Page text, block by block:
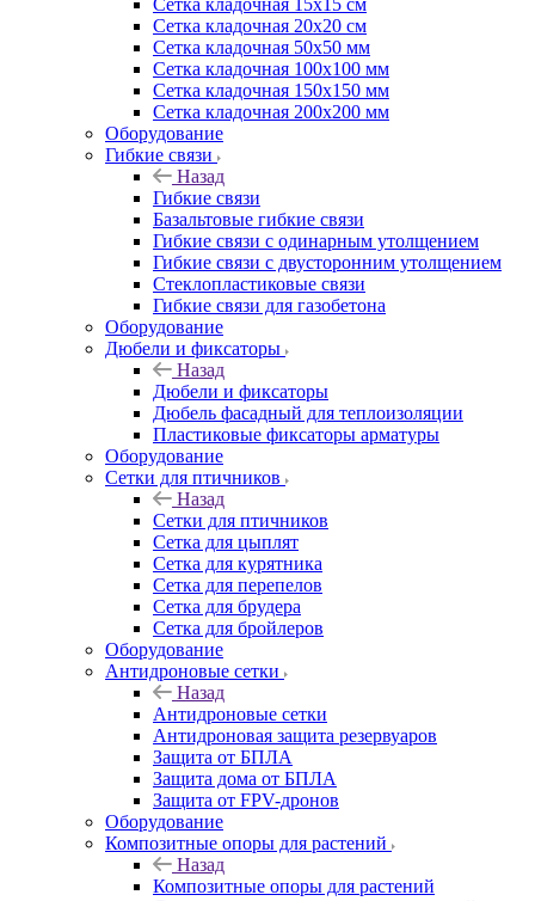
Сетка кладочная 15x15 см
Сетка кладочная 20x20 см
Сетка кладочная 50x50 мм
Сетка кладочная 100x100 мм
Сетка кладочная 150x150 мм
Сетка кладочная 200x200 мм
Оборудование
Гибкие связи
Назад
Гибкие связи
Базальтовые гибкие связи
Гибкие связи с одинарным утолщением
Гибкие связи с двусторонним утолщением
Стеклопластиковые связи
Гибкие связи для газобетона
Оборудование
Дюбели и фиксаторы
Назад
Дюбели и фиксаторы
Дюбель фасадный для теплоизоляции
Пластиковые фиксаторы арматуры
Оборудование
Сетки для птичников
Назад
Сетки для птичников
Сетка для цыплят
Сетка для курятника
Сетка для перепелов
Сетка для брудера
Сетка для бройлеров
Оборудование
Антидроновые сетки
Назад
Антидроновые сетки
Антидроновая защита резервуаров
Защита от БПЛА
Защита дома от БПЛА
Защита от FPV-дронов
Оборудование
Композитные опоры для растений
Назад
Композитные опоры для растений